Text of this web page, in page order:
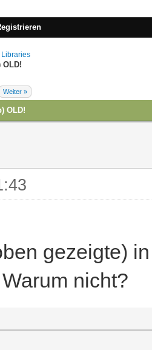
OLD!
Weiter »
OLD!
gezeigte)
nicht?